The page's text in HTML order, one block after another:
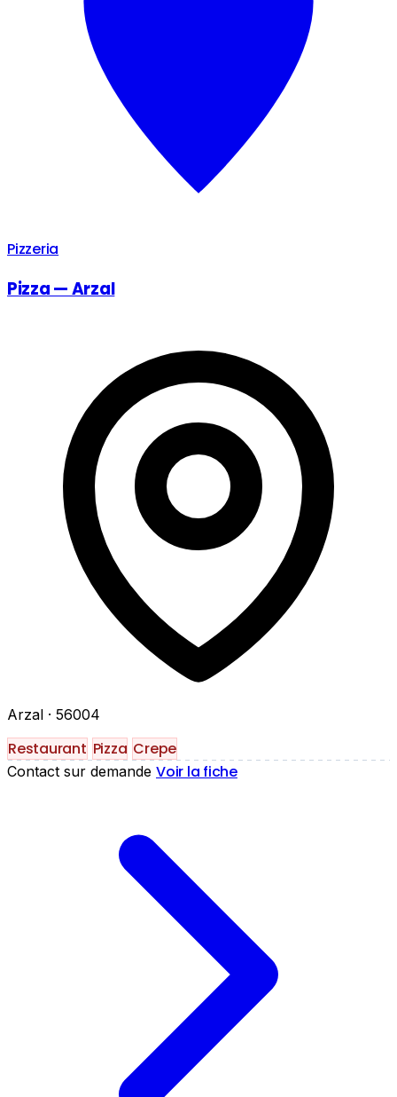
Pizzeria
Pizza — Arzal
Arzal · 56004
Restaurant Pizza Crepe
Contact sur demande Voir la fiche